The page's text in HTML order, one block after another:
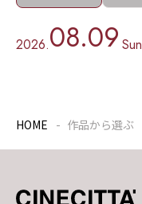
2026.08.09 Sun
HOME 作品から選ぶ